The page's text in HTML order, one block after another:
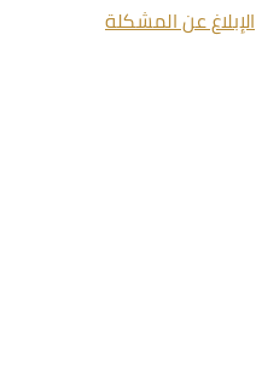
الإبلاغ عن المشكلة